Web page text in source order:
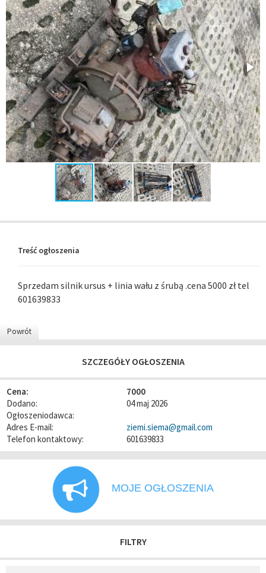
Treść ogłoszenia
Sprzedam silnik ursus + linia wału z śrubą .cena 5000 zł tel
601639833
Powrót
SZCZEGÓŁY OGŁOSZENIA
Cena:
7000
Dodano:
04 maj 2026
Ogłoszeniodawca:
Adres E-mail:
ziemi.siema@gmail.com
Telefon kontaktowy:
601639833
MOJE OGŁOSZENIA
FILTRY